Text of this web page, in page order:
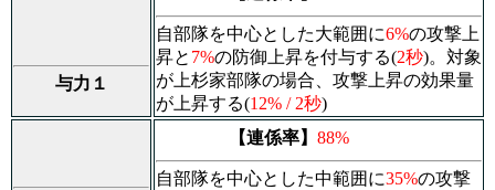
与力１
自部隊を中心とした大範囲に6%の攻撃上
昇と 7%の防御上昇を付与する(2秒)。対象
が上杉家部隊の場合、攻撃上昇の効果量
が上昇する(12% / 2秒)
【連係率】 88%
自部隊を中心とした中範囲に35%の攻撃